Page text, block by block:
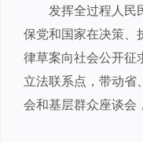
发挥全过程人民
保党和国家在决策、
律草案向社会公开征
立法联系点，带动省
会和基层群众座谈会